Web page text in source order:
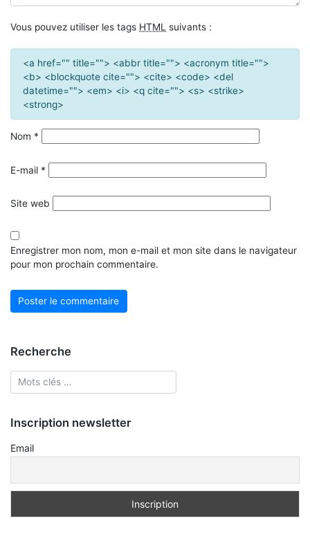
Vous pouvez utiliser les tags HTML suivants :
<a href="" title=""> <abbr title=""> <acronym title="">
<b> <blockquote cite=""> <cite> <code> <del
datetime=""> <em> <i> <q cite=""> <s> <strike>
<strong>
Nom *
E-mail *
Site web
Enregistrer mon nom, mon e-mail et mon site dans le navigateur
pour mon prochain commentaire.
Recherche
Inscription newsletter
Email